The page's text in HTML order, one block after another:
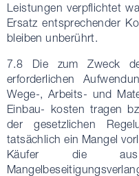
Leistungen verpflichtet
Ersatz entsprechender
bleiben unberührt.
7.8 Die zum Zweck
erforderlichen
Wege-, Arbeits- und
Einbau- kosten tragen
der gesetzlichen
tatsächlich ein Mangel
Käufer die aus